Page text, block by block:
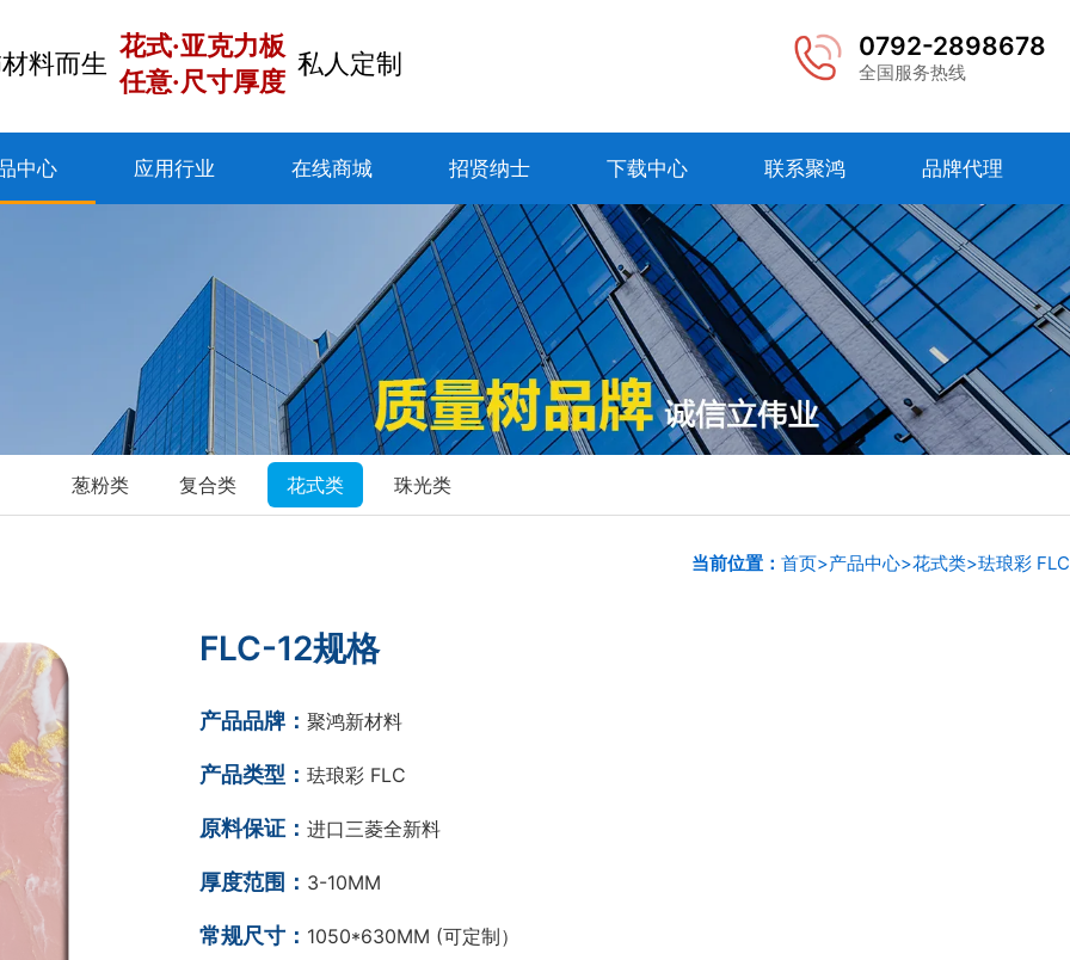
0792-2898678
全国服务热线
料而生
花式·亚克力板
任意·尺寸厚度
私人定制
中心 应用行业 在线商城 招贤纳士 下载中心 联系聚鸿 品牌代理
葱粉类 复合类 花式类 珠光类
当前位置： 首页>产品中心>花式类>珐琅彩 FLC
FLC-12规格
产品品牌： 聚鸿新材料
产品类型： 珐琅彩 FLC
原料保证： 进口三菱全新料
厚度范围： 3-10MM
常规尺寸： 1050*630MM (可定制）